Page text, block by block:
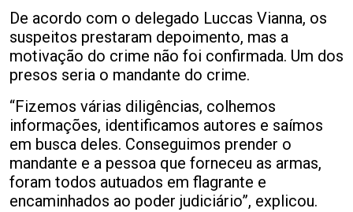
De acordo com o delegado Luccas Vianna, os
suspeitos prestaram depoimento, mas a
motivação do crime não foi confirmada. Um dos
presos seria o mandante do crime.
“Fizemos várias diligências, colhemos
informações, identificamos autores e saímos
em busca deles. Conseguimos prender o
mandante e a pessoa que forneceu as armas,
foram todos autuados em flagrante e
encaminhados ao poder judiciário”, explicou.